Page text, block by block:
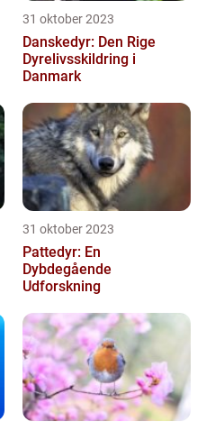
31 oktober 2023
Danskedyr: Den Rige
Dyrelivsskildring i
Danmark
31 oktober 2023
Pattedyr: En
Dybdegående
Udforskning